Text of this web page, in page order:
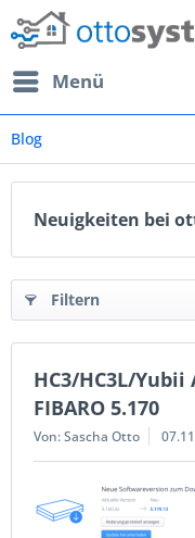
Menü
Blog
Neuigkeiten bei
Filtern
HC3/HC3L/
FIBARO 5.170
Von: Sascha Otto